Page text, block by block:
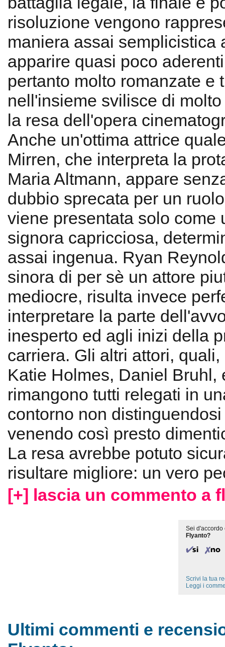
risoluzione vengono
maniera assai semplicistica
apparire quasi poco
pertanto molto romanzate e
nell'insieme svilisce di
la resa dell'opera
Anche un'ottima attrice
Mirren, che interpreta la
Maria Altmann, appare
dubbio sprecata per un
viene presentata solo come
signora capricciosa,
assai ingenua. Ryan
sinora di per sè un attore
mediocre, risulta invece
interpretare la parte
inesperto ed agli inizi della
carriera. Gli altri attori,
Katie Holmes, Daniel Bruhl,
rimangono tutti relegati in
contorno non
venendo così presto
La resa avrebbe potuto
risultare migliore: un vero
[+] lascia un commento a
Sei d'accordo
Flyanto?
Scrivi la tua
Leggi i
Ultimi commenti e